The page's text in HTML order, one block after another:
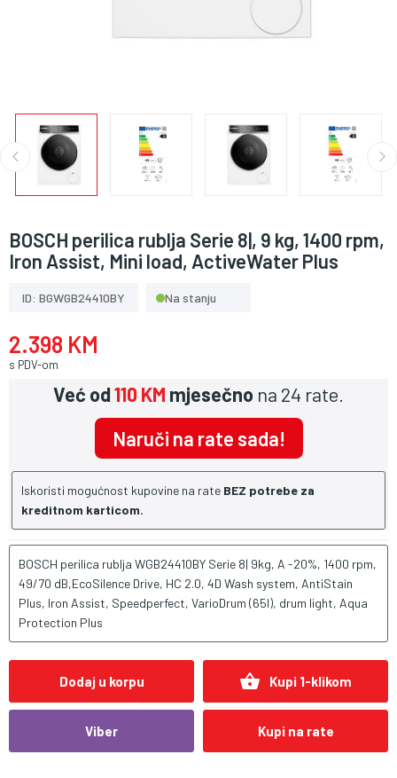
BOSCH perilica rublja Serie 8|, 9 kg, 1400 rpm,
Iron Assist, Mini load, ActiveWater Plus
ID: BGWGB24410BY Na stanju
2.398 KM
s PDV-om
Već od110 KM mjesečno na 24 rate.
Naruči na rate sada!
Iskoristi mogućnost kupovine na rate BEZ potrebe za
kreditnom karticom.
BOSCH perilica rublja WGB24410BY Serie 8| 9kg, A -20%, 1400 rpm,
49/70 dB,EcoSilence Drive, HC 2.0, 4D Wash system, AntiStain
Plus, Iron Assist, Speedperfect, VarioDrum (65l), drum light, Aqua
Protection Plus
Dodaj u korpu shopping_basket Kupi 1-klikom
Viber Kupi na rate